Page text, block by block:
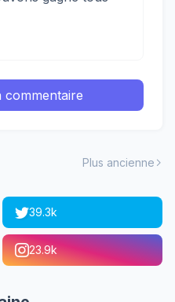
commentaire
Plus ancienne
39.3k
23.9k